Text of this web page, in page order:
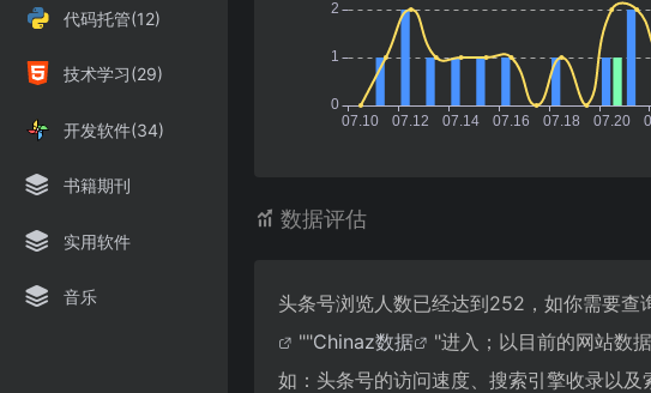
代码托管(12)
技术学习(29)
开发软件(34)
书籍期刊
实用软件
音乐
数据评估
头条号浏览人数已经达到252，如你需要查
""Chinaz数据
"进入；以目前的网站数
如：头条号的访问速度、搜索引擎收录以